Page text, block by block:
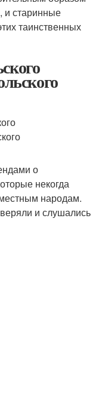
и старинные
таинственных
о
некогда
народам.
и слушались